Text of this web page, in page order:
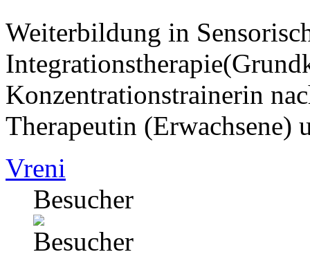
Weiterbildung in
Konzentrationstrainerin
Therapeutin
Vreni
Besucher